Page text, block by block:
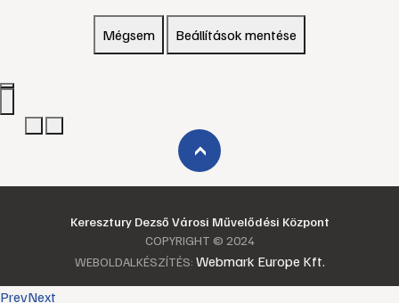
Mégsem Beállítások mentése
›
Keresztury Dezső Városi Művelődési Központ
COPYRIGHT © 2024
WEBOLDALKÉSZÍTÉS: Webmark Europe Kft.
PrevNext